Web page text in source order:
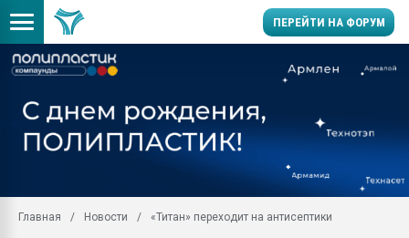
ПЕРЕЙТИ НА ФОРУМ
Вакуум-формовочные
28.07.2026
пластмасс
Главная Новости «Титан» переходит на антисептики